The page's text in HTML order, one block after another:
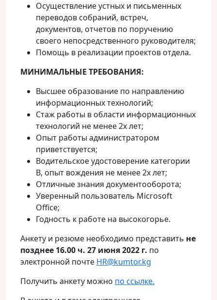
Осуществление устных и письменных
переводов собраний, встреч,
документов, отчетов по поручению
своего непосредственного руководителя;
Помощь в реализации проектов отдела.
МИНИМАЛЬНЫЕ ТРЕБОВАНИЯ:
Высшее образование по направлению
информационных технологий;
Стаж работы в области информационных
технологий не менее 2х лет;
Опыт работы администратором
приветствуется;
Водительское удостоверение категории
B, опыт вождения не менее 2х лет;
Отличные знания документооборота;
Уверенный пользователь Microsoft
Office;
Годность к работе на высокогорье.
Анкету и резюме необходимо представить не
позднее 16.00 ч. 27 июня 2022 г. по
электронной почте HR@kumtor.kg
Получить анкету можно по ссылке.